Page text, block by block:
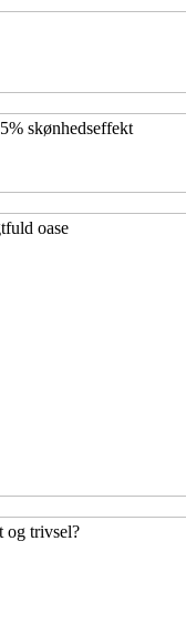
skønhedseffekt
oase
og trivsel?